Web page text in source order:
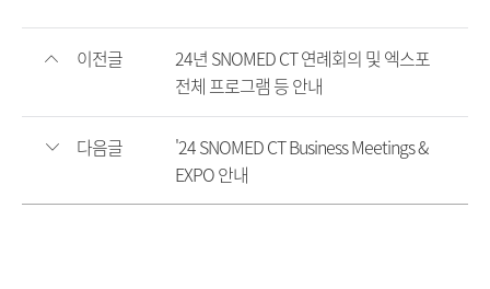
이전글
24년 SNOMED CT 연례회의 및 엑스포
전체 프로그램 등 안내
다음글
'24 SNOMED CT Business Meetings &
EXPO 안내